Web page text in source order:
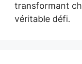
transformant
véritable défi.